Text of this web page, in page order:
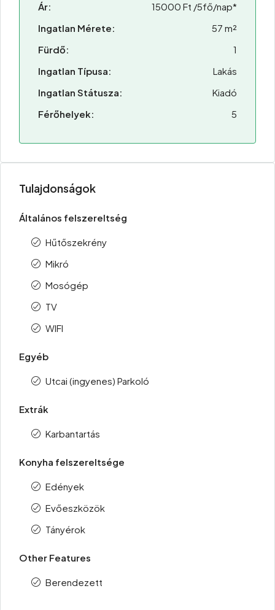
Ár:
15000 Ft /5fő/nap*
Ingatlan Mérete:
57 m²
Fürdő:
1
Ingatlan Típusa:
Lakás
Ingatlan Státusza:
Kiadó
Férőhelyek:
5
Tulajdonságok
Általános felszereltség
Hűtőszekrény
Mikró
Mosógép
TV
WIFI
Egyéb
Utcai (ingyenes) Parkoló
Extrák
Karbantartás
Konyha felszereltsége
Edények
Evőeszközök
Tányérok
Other Features
Berendezett